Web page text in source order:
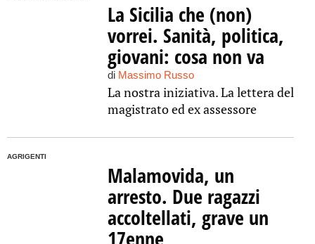
La Sicilia che (non)
vorrei. Sanità, politica,
giovani: cosa non va
di Massimo Russo
La nostra iniziativa. La lettera del
magistrato ed ex assessore
AGRIGENTI
Malamovida, un
arresto. Due ragazzi
accoltellati, grave un
17enne